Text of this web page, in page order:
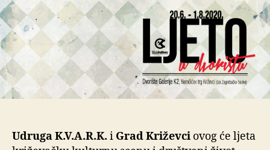
Udruga K.V.A.R.K. i Grad Križevci ovog će ljeta